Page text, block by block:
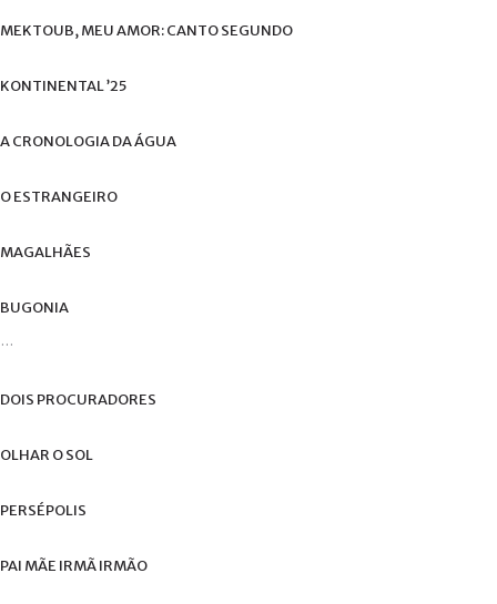
MEKTOUB,MEUAMOR:CANTOSEGUNDO
KONTINENTAL’25
ACRONOLOGIADAÁGUA
OESTRANGEIRO
MAGALHÃES
BUGONIA
...
DOIS PROCURADORES
OLHAR OSOL
PERSÉPOLIS
PAI MÃE IRMÃIRMÃO